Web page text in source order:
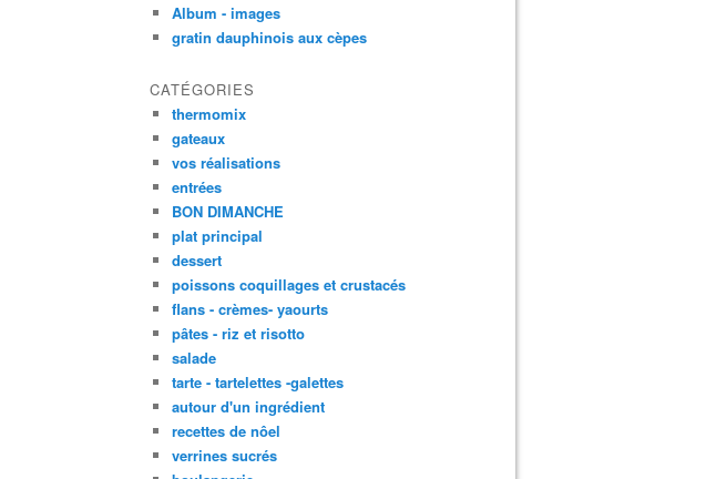
Album - images
gratin dauphinois aux cèpes
CATÉGORIES
thermomix
gateaux
vos réalisations
entrées
BON DIMANCHE
plat principal
dessert
poissons coquillages et crustacés
flans - crèmes- yaourts
pâtes - riz et risotto
salade
tarte - tartelettes -galettes
autour d'un ingrédient
recettes de nôel
verrines sucrés